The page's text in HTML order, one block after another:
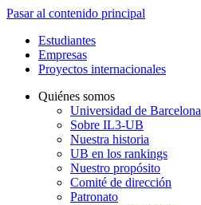
Pasar al contenido principal
Estudiantes
Empresas
Proyectos internacionales
Quiénes somos
Universidad de Barcelona
Sobre IL3-UB
Nuestra historia
UB en los rankings
Nuestro propósito
Comité de dirección
Patronato